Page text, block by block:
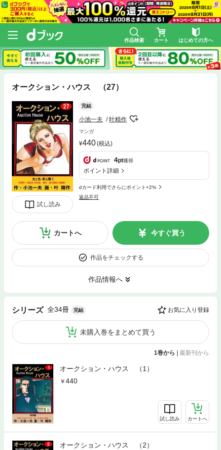
作品検索 カート はじめての方へ
オークション・ハウス （27）
試し読み
完結
小池一夫 叶精作
マンガ
440(税込)
4pt獲得
ポイント詳細
dカード利用でさらにポイント+2%
返品不可
カートへ 今すぐ買う
作品をチェックする
作品情報へ
シリーズ 全34冊 完結 お気に入り登録
未購入巻をまとめて買う
1巻から | 最新刊から
オークション・ハウス （1）
440
試し読み カートへ
オークション・ハウス （2）